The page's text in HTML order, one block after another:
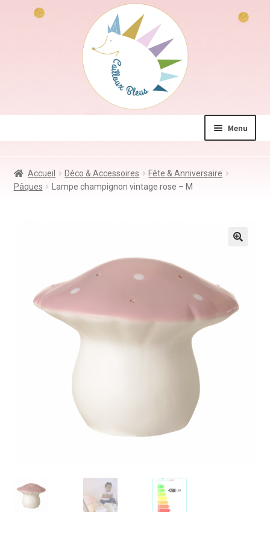
Menu
Jeux & Jouets
Accueil Déco & Accessoires
Fête & Anniversaire
Pâques
Lampe champignon vintage rose – M